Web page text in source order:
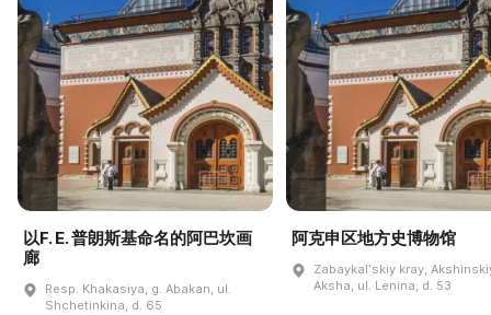
以F. E. 普朗斯基命名的阿巴坎画
廊
Resp. Khakasiya, g. Abakan, ul.
Shchetinkina, d. 65
阿克申区地方史博物馆
Zabaykalʹskiy kray,
Aksha, ul. Lenina, d. 53